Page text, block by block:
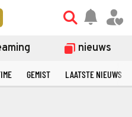
nieuws
GEMIST LAATSTE NIEUWS